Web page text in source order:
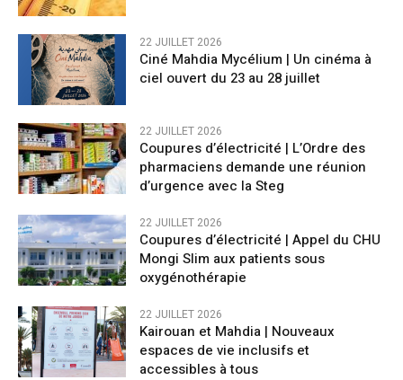
22 JUILLET 2026
Ciné Mahdia Mycélium | Un cinéma à
ciel ouvert du 23 au 28 juillet
22 JUILLET 2026
Coupures d’électricité | L’Ordre des
pharmaciens demande une réunion
d’urgence avec la Steg
22 JUILLET 2026
​Coupures d’électricité | Appel du CHU
Mongi Slim aux patients sous
oxygénothérapie
22 JUILLET 2026
Kairouan et Mahdia | Nouveaux
espaces de vie inclusifs et
accessibles à tous